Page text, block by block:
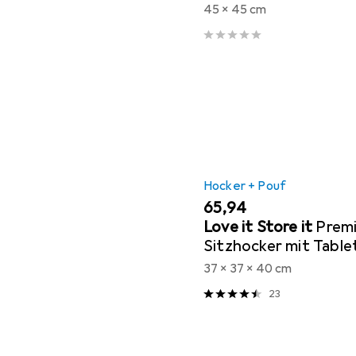
45 x 45 cm
Hocker + Pouf
EUR
65,94
Love it Store it
Sitzhocker mit
37 x 37 x 40 cm
23